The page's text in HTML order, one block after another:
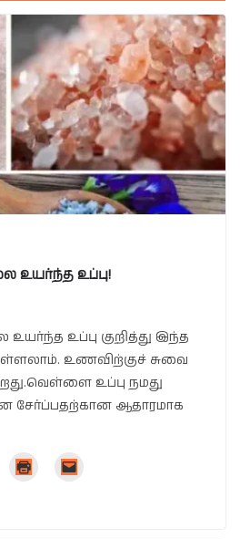
உயர்ந்த உப்பு!
உயர்ந்த உப்பு குறித்து இந்த
உணவிற்குச் சுவை
உப்பு நமது
ஆதாரமாக